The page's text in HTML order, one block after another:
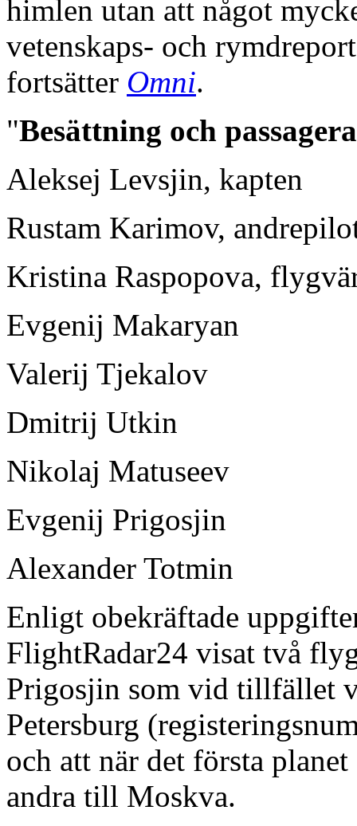
himlen utan att något
vetenskaps- och
fortsätter Omni.
"Besättning och
Aleksej Levsjin, kapten
Rustam Karimov,
Kristina Raspopova,
Evgenij Makaryan
Valerij Tjekalov
Dmitrij Utkin
Nikolaj Matuseev
Evgenij Prigosjin
Alexander Totmin
Enligt obekräftade
FlightRadar24 visat två
Prigosjin som vid tillfället
Petersburg
och att när det första
andra till Moskva.